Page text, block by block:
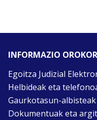
INFORMAZIO
Egoitza Judizial
Helbideak eta
Gaurkotasun-albisteak
Dokumentuak eta